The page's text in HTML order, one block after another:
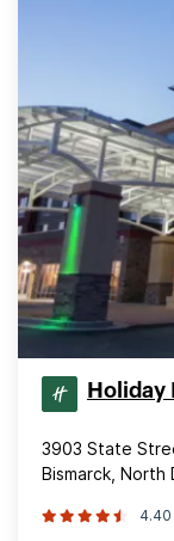
Holiday
3903 State
Bismarck,
4.40